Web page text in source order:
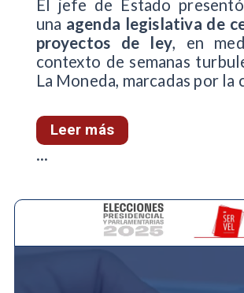
El jefe de Estado
una agenda legislativa de
proyectos de ley, en
contexto de semanas
La Moneda, marcadas por la
Leer más
...